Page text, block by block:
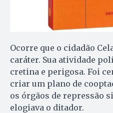
Ocorre que o cidadão
caráter. Sua atividade
cretina e perigosa. Foi
criar um plano de
os órgãos de repressão
elogiava o ditador.